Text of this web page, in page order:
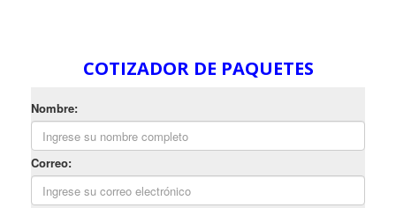
COTIZADOR DE PAQUETES